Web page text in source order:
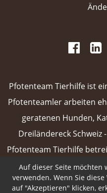
Pfotenteam Tierhilfe ist
Pfotenteamler arbeiten
geratenen Hunden,
Dreiländereck Schweiz
Pfotenteam Tierhilfe
unsere
Tierpensionen
Auf dieser Seite möchten
verwenden. Wenn Sie
auf "Akzeptieren" klicken,